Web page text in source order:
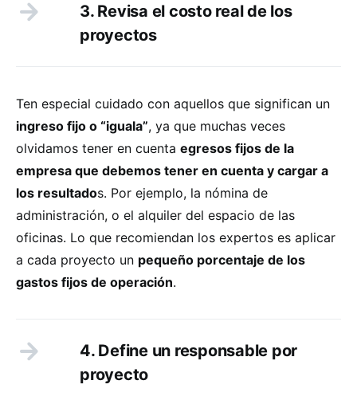
3. Revisa el costo real de los
proyectos
Ten especial cuidado con aquellos que significan un
ingreso fijo o “iguala”, ya que muchas veces
olvidamos tener en cuenta egresos fijos de la
empresa que debemos tener en cuenta y cargar a
los resultados. Por ejemplo, la nómina de
administración, o el alquiler del espacio de las
oficinas. Lo que recomiendan los expertos es aplicar
a cada proyecto un pequeño porcentaje de los
gastos fijos de operación.
4. Define un responsable por
proyecto